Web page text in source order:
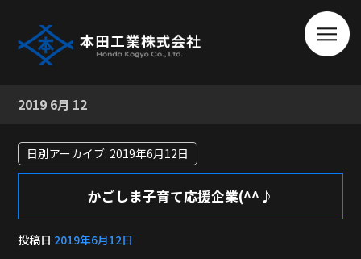
2019 6月 12
日別アーカイブ: 2019年6月12日
かごしま子育て応援企業(^^♪
投稿日 2019年6月12日